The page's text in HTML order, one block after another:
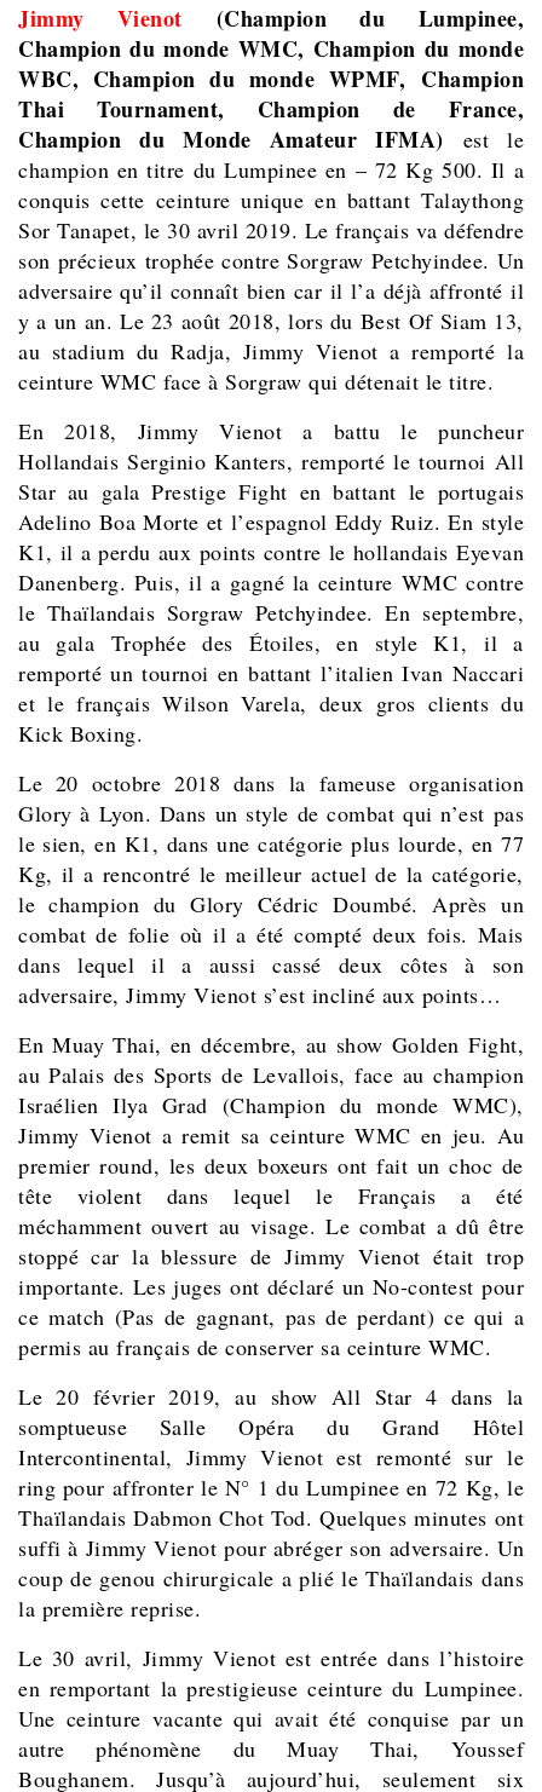
Jimmy Vienot (Champion du Lumpinee,
Champion du monde WMC, Champion du monde
WBC, Champion du monde WPMF, Champion
Thai Tournament, Champion de France,
Champion du Monde Amateur IFMA) est le
champion en titre du Lumpinee en – 72 Kg 500. Il a
conquis cette ceinture unique en battant Talaythong
Sor Tanapet, le 30 avril 2019. Le français va défendre
son précieux trophée contre Sorgraw Petchyindee. Un
adversaire qu’il connaît bien car il l’a déjà affronté il
y a un an. Le 23 août 2018, lors du Best Of Siam 13,
au stadium du Radja, Jimmy Vienot a remporté la
ceinture WMC face à Sorgraw qui détenait le titre.
En 2018, Jimmy Vienot a battu le puncheur
Hollandais Serginio Kanters, remporté le tournoi All
Star au gala Prestige Fight en battant le portugais
Adelino Boa Morte et l’espagnol Eddy Ruiz. En style
K1, il a perdu aux points contre le hollandais Eyevan
Danenberg. Puis, il a gagné la ceinture WMC contre
le Thaïlandais Sorgraw Petchyindee. En septembre,
au gala Trophée des Étoiles, en style K1, il a
remporté un tournoi en battant l’italien Ivan Naccari
et le français Wilson Varela, deux gros clients du
Kick Boxing.
Le 20 octobre 2018 dans la fameuse organisation
Glory à Lyon. Dans un style de combat qui n’est pas
le sien, en K1, dans une catégorie plus lourde, en 77
Kg, il a rencontré le meilleur actuel de la catégorie,
le champion du Glory Cédric Doumbé. Après un
combat de folie où il a été compté deux fois. Mais
dans lequel il a aussi cassé deux côtes à son
adversaire, Jimmy Vienot s’est incliné aux points…
En Muay Thai, en décembre, au show Golden Fight,
au Palais des Sports de Levallois, face au champion
Israélien Ilya Grad (Champion du monde WMC),
Jimmy Vienot a remit sa ceinture WMC en jeu. Au
premier round, les deux boxeurs ont fait un choc de
tête violent dans lequel le Français a été
méchamment ouvert au visage. Le combat a dû être
stoppé car la blessure de Jimmy Vienot était trop
importante. Les juges ont déclaré un No-contest pour
ce match (Pas de gagnant, pas de perdant) ce qui a
permis au français de conserver sa ceinture WMC.
Le 20 février 2019, au show All Star 4 dans la
somptueuse Salle Opéra du Grand Hôtel
Intercontinental, Jimmy Vienot est remonté sur le
ring pour affronter le N° 1 du Lumpinee en 72 Kg, le
Thaïlandais Dabmon Chot Tod. Quelques minutes ont
suffi à Jimmy Vienot pour abréger son adversaire. Un
coup de genou chirurgicale a plié le Thaïlandais dans
la première reprise.
Le 30 avril, Jimmy Vienot est entrée dans l’histoire
en remportant la prestigieuse ceinture du Lumpinee.
Une ceinture vacante qui avait été conquise par un
autre phénomène du Muay Thai, Youssef
Boughanem. Jusqu’à aujourd’hui, seulement six